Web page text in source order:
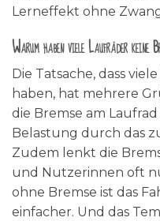
Lerneffekt ohne
Warum haben viele Laufräder keine
Die Tatsache, dass
haben, hat mehrere
die Bremse am
Belastung durch das
Zudem lenkt die
und Nutzerinnen oft
ohne Bremse ist das
einfacher. Und das